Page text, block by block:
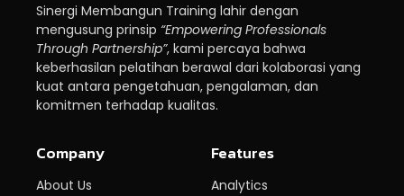
Sinergi Membangun Training lahir dengan
mengusung prinsip “Empowering Professionals
Through Partnership”, kami percaya bahwa
keberhasilan pelatihan berawal dari kolaborasi yang
kuat antara pengetahuan, pengalaman, dan
komitmen terhadap kualitas.
Company
About Us
Features
Analytics